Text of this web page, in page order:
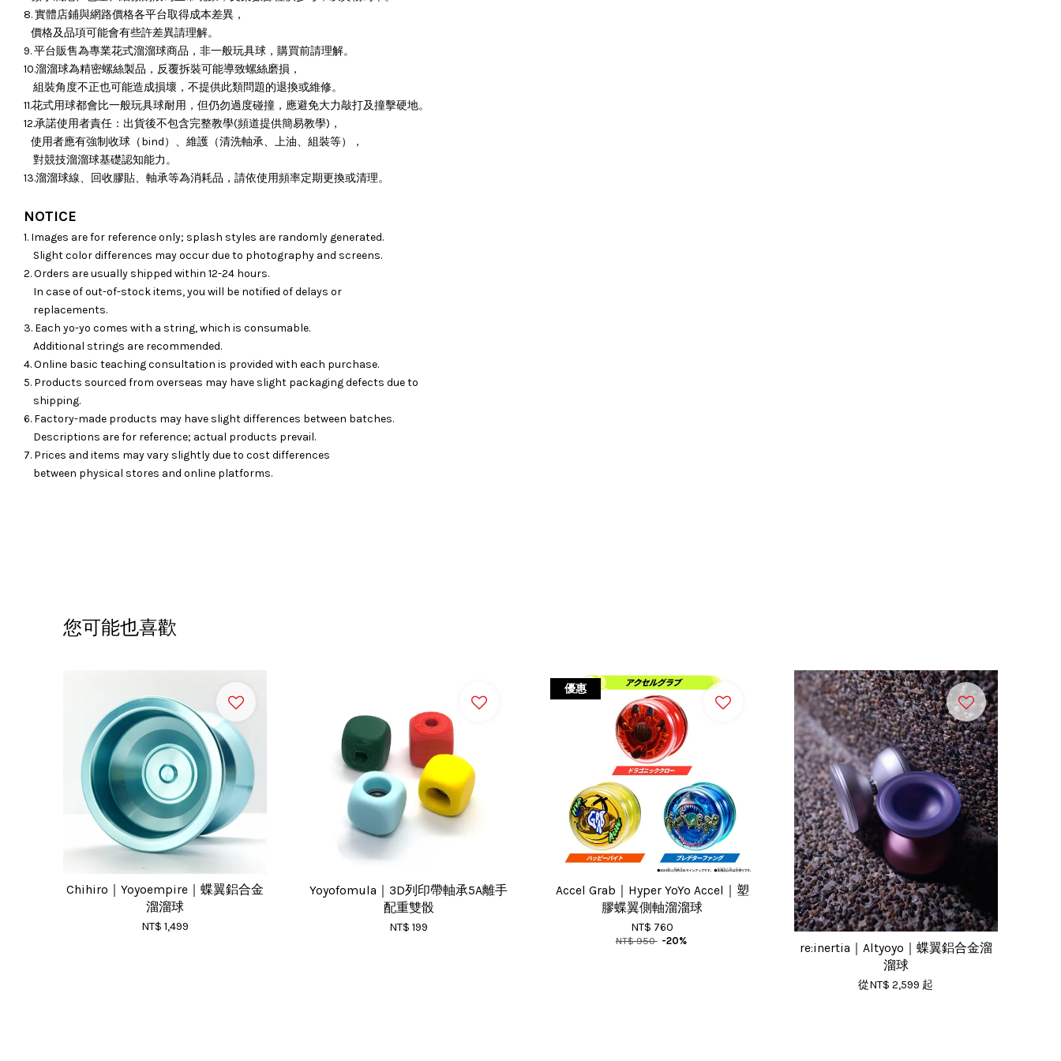
8. 實體店鋪與網路價格各平台取得成本差異，
價格及品項可能會有些許差異請理解。
9. 平台販售為專業花式溜溜球商品，非一般玩具球，購買前請理解。
10.溜溜球為精密螺絲製品，反覆拆裝可能導致螺絲磨損，
組裝角度不正也可能造成損壞， 不提供此類問題的退換或維修。
11.花式用球都會比一般玩具球耐用，但仍勿過度碰撞，應避免大力敲打及撞擊硬地。
12.承諾使用者責任：出貨後不包含完整教學(頻道提供簡易教學)，
使用者應有強制收球（bind）、維護（清洗軸承、上油、組裝等），
對競技溜溜球基礎認知能力。
13.溜溜球線、回收膠貼、軸承等為消耗品，請依使用頻率定期更換或清理。
NOTICE
1. Images are for reference only; splash styles are randomly generated.
Slight color differences may occur due to photography and screens.
2. Orders are usually shipped within 12-24 hours.
In case of out-of-stock items, you will be notified of delays or
replacements.
3. Each yo-yo comes with a string, which is consumable.
Additional strings are recommended.
4. Online basic teaching consultation is provided with each purchase.
5. Products sourced from overseas may have slight packaging defects due to
shipping.
6. Factory-made products may have slight differences between batches.
Descriptions are for reference; actual products prevail.
7. Prices and items may vary slightly due to cost differences
between physical stores and online platforms.
您可能也喜歡
Chihiro｜Yoyoempire｜蝶翼鋁合金
溜溜球
NT$ 1,499
Yoyofomula｜3D列印帶軸承5A離手
配重雙骰
NT$ 199
優惠
Accel Grab｜Hyper YoYo Accel｜塑
膠蝶翼側軸溜溜球
NT$ 760
NT$ 950 -20%
re:inertia｜Altyoyo｜蝶翼鋁合金溜
溜球
從NT$ 2,599 起